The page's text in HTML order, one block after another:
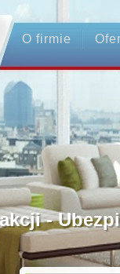
O firmie
-